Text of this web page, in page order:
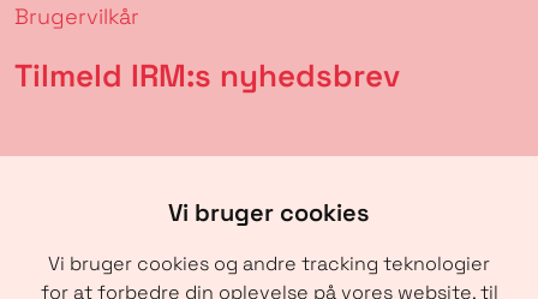
Vi bruger cookies
Vi bruger cookies og andre tracking teknologier
for at forbedre din oplevelse på vores website, til
Brugervilkår
Tilmeld IRM:s nyhedsbrev